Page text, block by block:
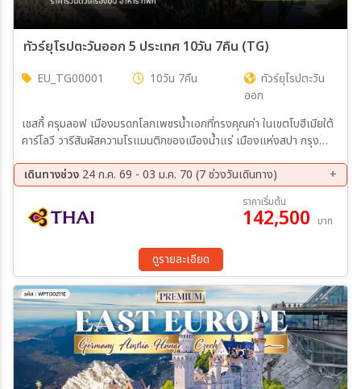
ทัวร์ยุโรปตะวันออก 5 ประเทศ 10วัน 7คืน (TG)
EU_TG00001 10วัน 7คืน
ทัวร์ยุโรปตะวัน
ออก
เชสกี้ ครุมลอฟ เมืองมรดกโลกเพชรน้ำเอกที่ทรงคุณค่า ในเขตโบฮีเมียใต้
คาร์โลวี วารีสัมผัสความโรแมนติกของเมืองน้ำแร่ เมืองแห่งสปา กรุง
เดินทางช่วง 24 ก.ค. 69 - 03 ม.ค. 70 (7 ช่วงวันเดินทาง)
04 ก.ย. 69 - 13 ก.ย. 69
16 ต.ค. 69 - 25 ต.ค. 69
20 พ.ย. 69 - 29 พ.ย. 69
04 ธ.ค. 69 - 13 ธ.ค. 69
18 ธ.ค. 69 - 27 ธ.ค. 69
ราคาเริ่มต้น
142,500 บาท
ดูรายละเอียด